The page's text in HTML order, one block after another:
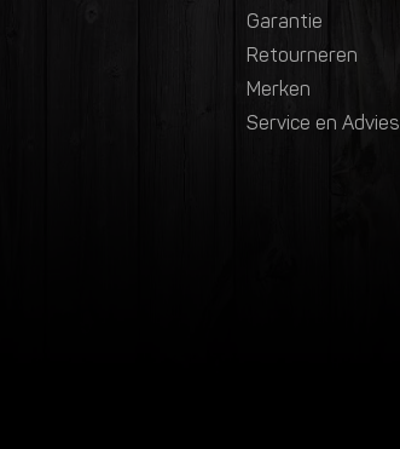
Garantie
Retourneren
Merken
Service en Advies